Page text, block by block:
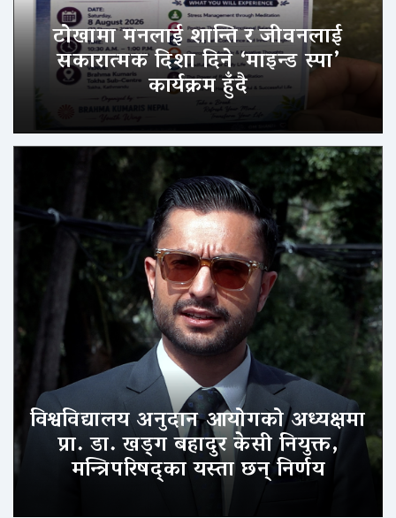
टोखामा मनलाई शान्ति र जीवनलाई
सकारात्मक दिशा दिने ‘माइन्ड स्पा’
कार्यक्रम हुँदै
विश्वविद्यालय अनुदान आयोगको अध्यक्षमा
प्रा. डा. खड्ग बहादुर केसी नियुक्त,
मन्त्रिपरिषद्का यस्ता छन् निर्णय